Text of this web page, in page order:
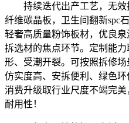
持续迭代出产工艺，无效
纤维碳晶板，卫生间翻新spc
轻奢高质量粉饰板材，优良
拆选材的焦点环节。定制能
形、受潮开裂。可按照拆修场
仿实度高、安拆便利、绿色
消费升级取行业尺度不竭完
耐用性！